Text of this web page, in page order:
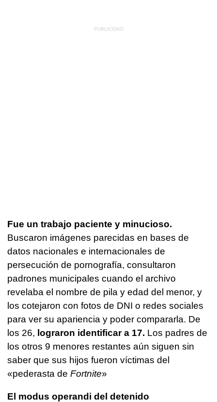
Fue un trabajo paciente y minucioso.
Buscaron imágenes parecidas en bases de
datos nacionales e internacionales de
persecución de pornografía, consultaron
padrones municipales cuando el archivo
revelaba el nombre de pila y edad del menor, y
los cotejaron con fotos de DNI o redes sociales
para ver su apariencia y poder compararla. De
los 26, lograron identificar a 17. Los padres de
los otros 9 menores restantes aún siguen sin
saber que sus hijos fueron víctimas del
«pederasta de Fortnite»
El modus operandi del detenido